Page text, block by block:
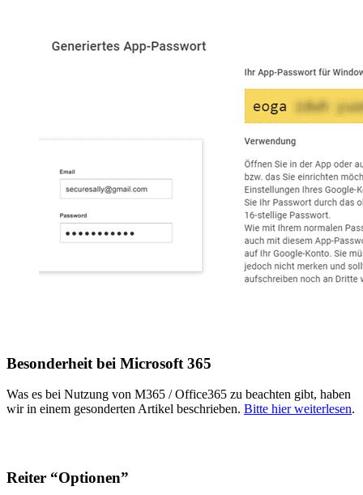
Besonderheit bei Microsoft 365
Was es bei Nutzung von M365 / Office365 zu beachten gibt, haben
wir in einem gesonderten Artikel beschrieben. Bitte hier weiterlesen.
Reiter “Optionen”